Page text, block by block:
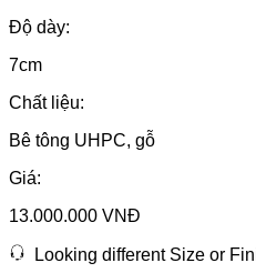
Độ dày:
7cm
Chất liệu:
Bê tông UHPC, gỗ
Giá:
13.000.000 VNĐ
Looking different Size or